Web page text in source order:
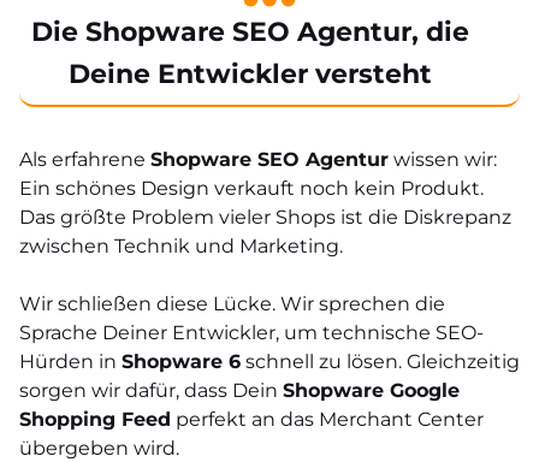
Die Shopware SEO Agentur, die
Deine Entwickler versteht
Als erfahrene Shopware SEO Agentur wissen wir:
Ein schönes Design verkauft noch kein Produkt.
Das größte Problem vieler Shops ist die Diskrepanz
zwischen Technik und Marketing.
Wir schließen diese Lücke. Wir sprechen die
Sprache Deiner Entwickler, um technische SEO-
Hürden in Shopware 6 schnell zu lösen. Gleichzeitig
sorgen wir dafür, dass Dein Shopware Google
Shopping Feed perfekt an das Merchant Center
übergeben wird.